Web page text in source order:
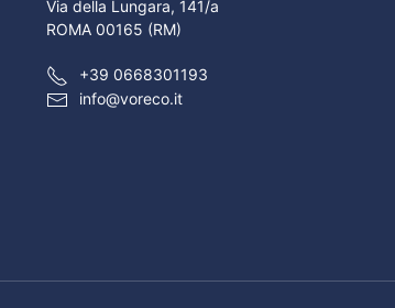
Via della Lungara, 141/a
ROMA 00165 (RM)
+39 0668301193
info@voreco.it